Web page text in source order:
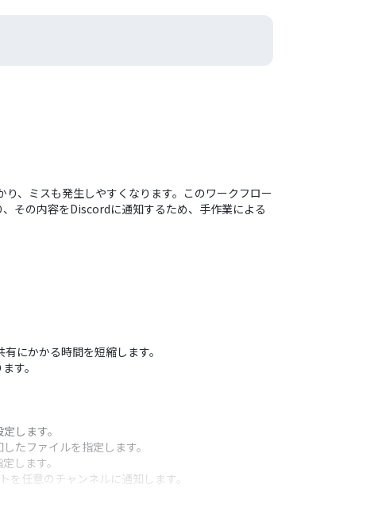
、ミスも発生しやすくなります。このワークフロー
その内容をDiscordに通知するため、手作業による
にかかる時間を短縮します。
す。
します。
たファイルを指定します。
します。
任意のチャンネルに通知します。